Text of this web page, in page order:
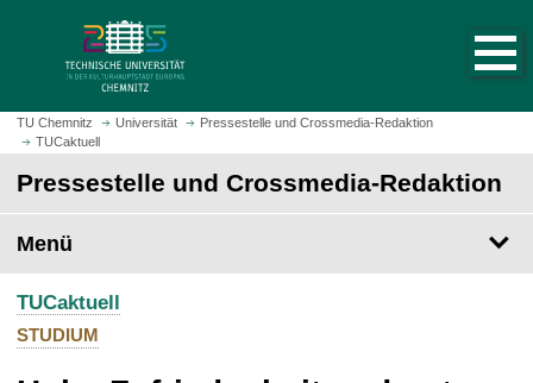
m
H
t
s
i
e
a
u
f
r
u
TU Chemnitz Universität
Pressestelle und Crossmedia-Redaktion
TUCaktuell
Pressestelle und Crossmedia-Redaktion
Menü
TUCaktuell
STUDIUM